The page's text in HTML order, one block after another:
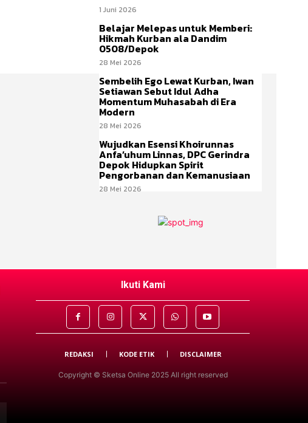
1 Juni 2026
Belajar Melepas untuk Memberi:
Hikmah Kurban ala Dandim
0508/Depok
28 Mei 2026
Sembelih Ego Lewat Kurban, Iwan
Setiawan Sebut Idul Adha
Momentum Muhasabah di Era
Modern
28 Mei 2026
Wujudkan Esensi Khoirunnas
Anfa’uhum Linnas, DPC Gerindra
Depok Hidupkan Spirit
Pengorbanan dan Kemanusiaan
28 Mei 2026
Ikuti Kami
REDAKSI KODE ETIK DISCLAIMER
Copyright © Sketsa Online 2025 All right reserved